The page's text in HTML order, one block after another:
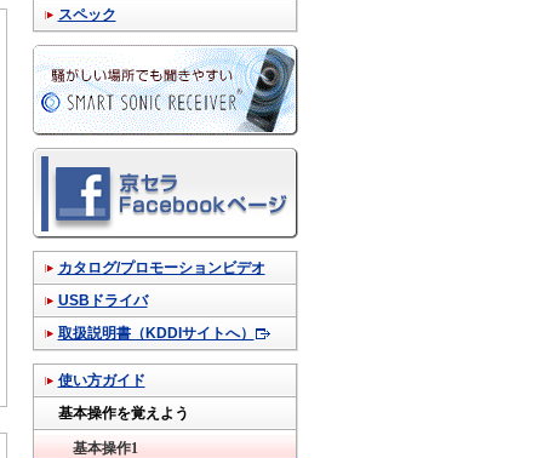
スペック
カタログ/プロモーションビデオ
USBドライバ
取扱説明書（KDDIサイトへ）
使い方ガイド
基本操作を覚えよう
基本操作1